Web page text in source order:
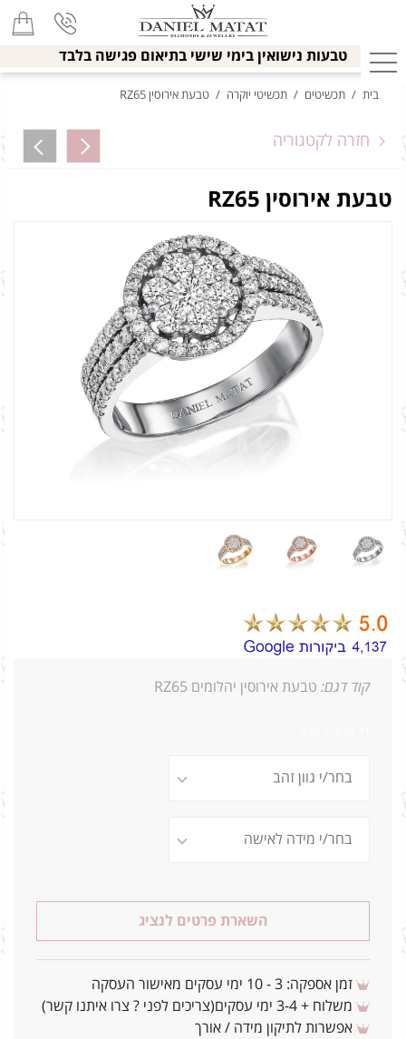
טבעות נישואין בימי שישי בתיאום פגישה בלבד
בית / תכשיטים / תכשיטי יוקרה / טבעת אירוסין RZ65
חזרה לקטגוריה
טבעת אירוסין RZ65
קוד דגם: טבעת אירוסין יהלומים RZ65
השארת פרטים לנציג
זמן אספקה: 3 - 10 ימי עסקים מאישור העסקה
משלוח + 3-4 ימי עסקים(צריכים לפני ? צרו איתנו קשר)
אפשרות לתיקון מידה / אורך